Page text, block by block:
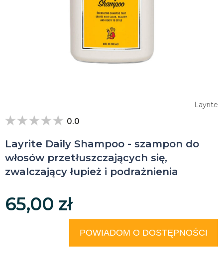
Layrite
Layrite Daily Shampoo - szampon do
włosów przetłuszczających się,
zwalczający łupież i podrażnienia
0.0
65,00 zł
POWIADOM O DOSTĘPNOŚCI